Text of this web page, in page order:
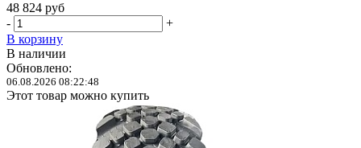
48 824 руб
-
+
В корзину
В наличии
Обновлено:
06.08.2026 08:22:48
Этот товар можно купить